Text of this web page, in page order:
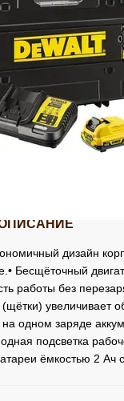
дизайн
Бесщёточный
работы без
увеличивает
одном заряде
подсветка
ёмкостью 2 Ач